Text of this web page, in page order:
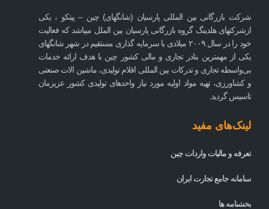
شرکت بازرگانی بین المللی پارسیان (شانگهای) چین – پیتکو ، یکی
ازشرکتهای هلدینگ گروه بازرگانی پارسیان بین الملل میباشد که فعالیت
خود را در سال ۲۰۰۹ میلادی با سرمایه گذاری مستقیم در شهر شانگهای
یکی از مهمترین بنادر تجاری و مالی کشور چین با هدف ارائه خدمات
بی‌واسطه تجاری و تدرکات بین المللی اقلام تولیدی، ماشین الات صنعتی
و کشاورزی، تهیه مواد اولیه مورد نیاز واحدهای تولیدی کشور عزیزمان
تاسیس گردید.
لینک‌های مفید
تعرفه و مالیات واردات چین
سامانه جامع تجارت ایران
بخشنامه ها